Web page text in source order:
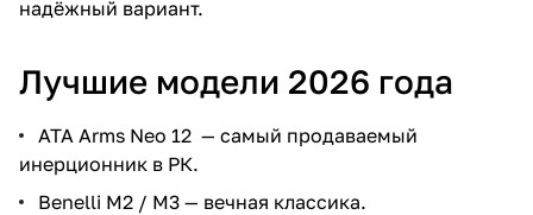
надёжный вариант.
Лучшие модели 2026 года
ATA Arms Neo 12 — самый продаваемый
инерционник в РК.
Benelli M2 / M3 — вечная классика.